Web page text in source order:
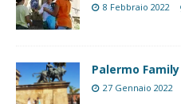
8 Febbraio 2022
Palermo
27 Gennaio 2022